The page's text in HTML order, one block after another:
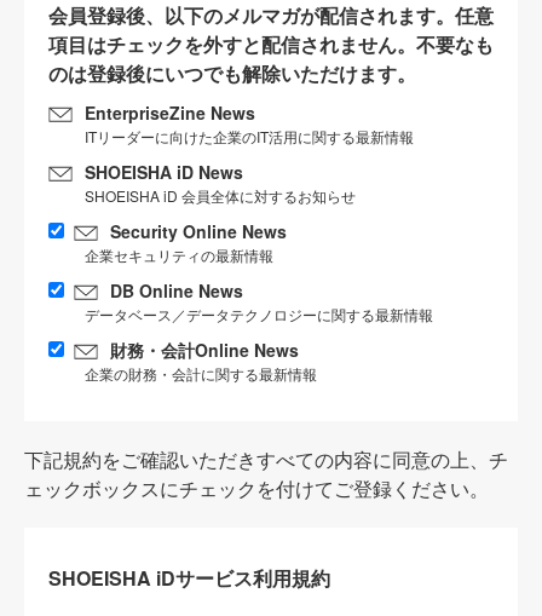
会員登録後、以下のメルマガが配信されます。任意
項目はチェックを外すと配信されません。不要なも
のは登録後にいつでも解除いただけます。
EnterpriseZine News
ITリーダーに向けた企業のIT活用に関する最新情報
SHOEISHA iD News
SHOEISHA iD 会員全体に対するお知らせ
Security Online News
企業セキュリティの最新情報
DB Online News
データベース／データテクノロジーに関する最新情報
財務・会計Online News
企業の財務・会計に関する最新情報
下記規約をご確認いただきすべての内容に同意の上、チ
ェックボックスにチェックを付けてご登録ください。
SHOEISHA iDサービス利用規約